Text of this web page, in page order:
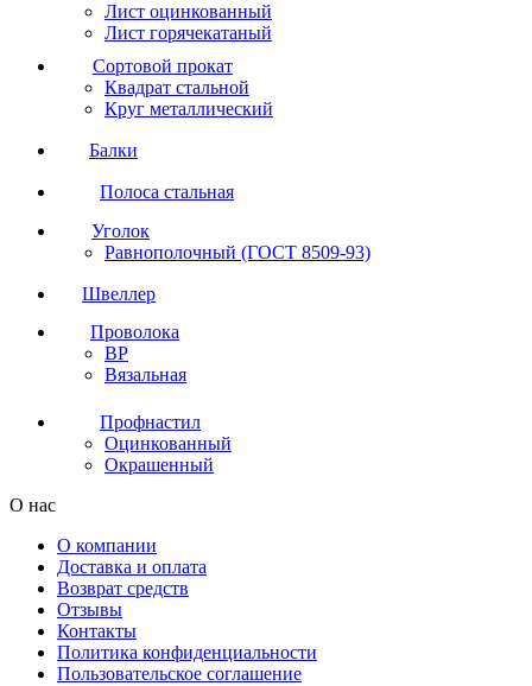
Лист оцинкованный
Лист горячекатаный
Сортовой прокат
Квадрат стальной
Круг металлический
Балки
Полоса стальная
Уголок
Равнополочный (ГОСТ 8509-93)
Швеллер
Проволока
ВР
Вязальная
Профнастил
Оцинкованный
Окрашенный
О нас
О компании
Доставка и оплата
Возврат средств
Отзывы
Контакты
Политика конфиденциальности
Пользовательское соглашение